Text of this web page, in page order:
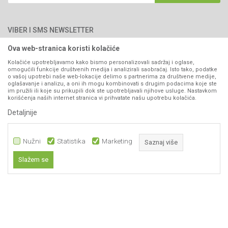
129,00
066/44-99-00
Kontakt
Isporuka
Pravo na odustajanje
Reklamacije
Povraćaj sredstava
Zamjena artikala
Plaćanje karticama
VIBER I SMS NEWSLETTER
PRATITE NAS
Ova web-stranica koristi kolačiće
Kolačiće upotrebljavamo kako bismo personalizovali sadržaj i oglase,
omogućili funkcije društvenih medija i analizirali saobraćaj. Isto tako, podatke
o vašoj upotrebi naše web-lokacije delimo s partnerima za društvene medije,
oglašavanje i analizu, a oni ih mogu kombinovati s drugim podacima koje ste
im pružili ili koje su prikupili dok ste upotrebljavali njihove usluge. Nastavkom
korišćenja naših internet stranica vi prihvatate našu upotrebu kolačića.
Detaljnije
Nužni Statistika Marketing Saznaj više
Slažem se